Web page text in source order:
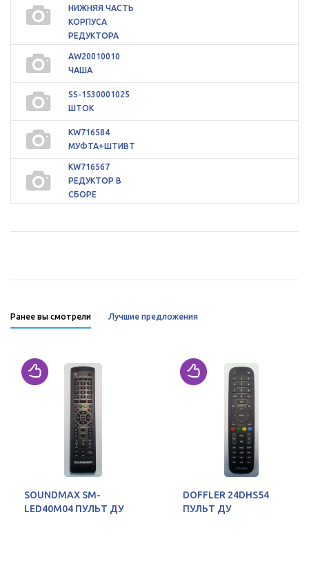
НИЖНЯЯ ЧАСТЬ
КОРПУСА
РЕДУКТОРА
AW20010010
ЧАША
SS-1530001025
ШТОК
KW716584
МУФТА+ШТИВТ
KW716567
РЕДУКТОР В
СБОРЕ
Ранее вы смотрели Лучшие предложения
SOUNDMAX SM-
LED40M04 ПУЛЬТ ДУ
DOFFLER 24DHS54
ПУЛЬТ ДУ